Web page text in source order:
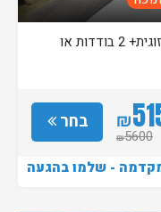
בחדר זה ניתן להכיל עד 4 נפשות מיטה זוגית+ 2 בודדות או
בחר ₪
₪5600
- שלמו בהגעה